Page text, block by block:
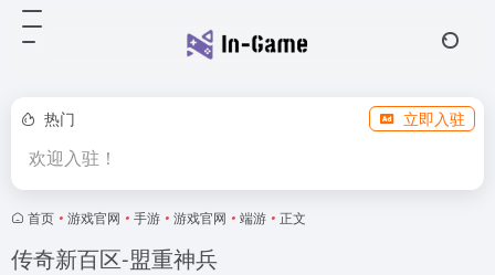
热门 立即入驻
欢迎入驻！
首页 • 游戏官网 • 手游 • 游戏官网 • 端游 • 正文
传奇新百区-盟重神兵